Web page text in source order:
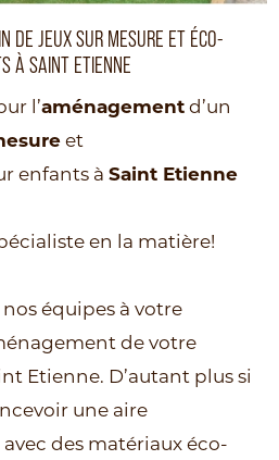
DE JEUX SUR MESURE ET ÉCO-
À SAINT ETIENNE
l’aménagementd’un
et
enfants àSaint Etienne
en la matière!
équipes à votre
de votre
Etienne. D’autant plus si
une aire
des matériaux éco-